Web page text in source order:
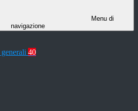
Menu di
navigazione
40